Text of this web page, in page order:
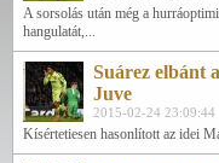
A sorsolás után még a
hangulatát,...
Suárez elbánt
Juve
2015-02-24 23:09:44
Kísértetiesen hasonlított az idei